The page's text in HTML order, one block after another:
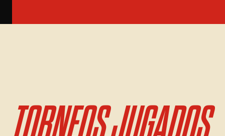
TORNEOS JUGADOS